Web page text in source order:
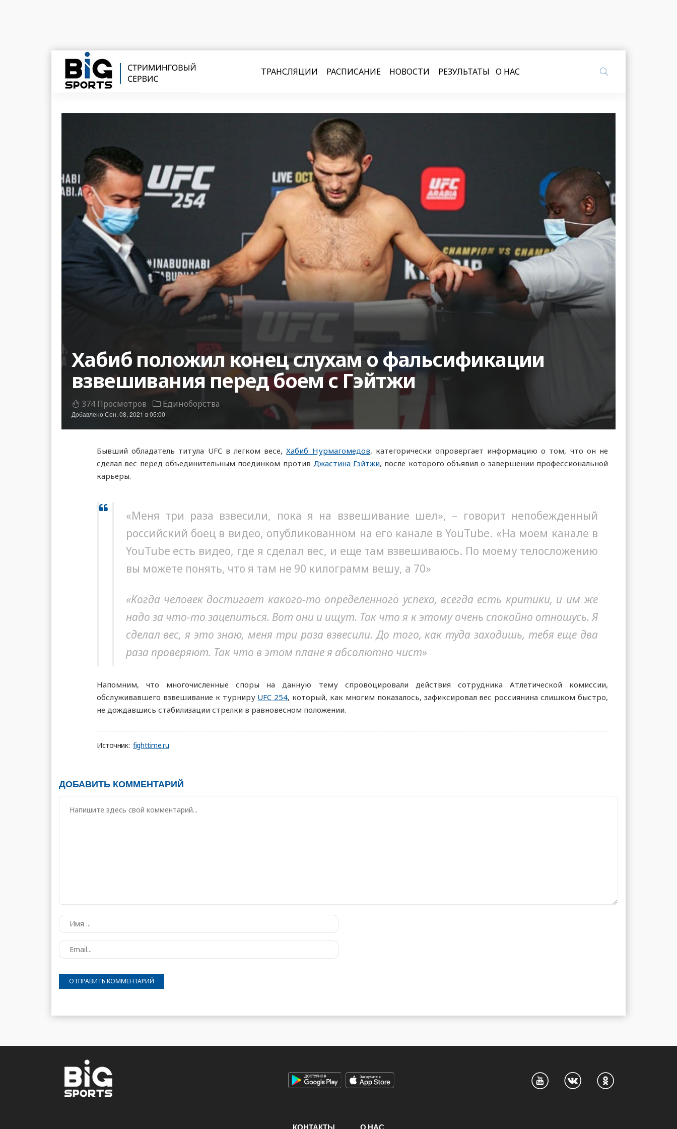
ТРАНСЛЯЦИИ РАСПИСАНИЕ НОВОСТИ РЕЗУЛЬТАТЫ О НАС
Хабиб положил конец слухам о фальсификации
взвешивания перед боем с Гэйтжи
374 Просмотров Единоборства
ДобавленоСен. 08, 2021 в 05:00
Бывший обладатель титула UFC в легком весе,Хабиб Нурмагомедов, категорически опровергает информацию о том, что он не
сделал вес перед объединительным поединком против Джастина Гэйтжи, после которого объявил о завершении профессиональной
карьеры.
«Меня три раза взвесили, пока я на взвешивание шел», – говорит непобежденный
российский боец в видео, опубликованном на его канале в YouTube. «На моем канале в
YouTube есть видео, где я сделал вес, и еще там взвешиваюсь. По моему телосложению
вы можете понять, что я там не 90 килограмм вешу, а 70»
«Когда человек достигает какого-то определенного успеха, всегда есть критики, и им же
надо за что-то зацепиться. Вот они и ищут. Так что я к этому очень спокойно отношусь. Я
сделал вес, я это знаю, меня три раза взвесили. До того, как туда заходишь, тебя еще два
раза проверяют. Так что в этом плане я абсолютно чист»
Напомним, что многочисленные споры на данную тему спровоцировали действия сотрудника Атлетической комиссии,
обслуживавшего взвешивание к турниру UFC 254, который, как многим показалось, зафиксировал вес россиянина слишком быстро,
не дождавшись стабилизации стрелки в равновесном положении.
Источник: fighttime.ru
ДОБАВИТЬ КОММЕНТАРИЙ